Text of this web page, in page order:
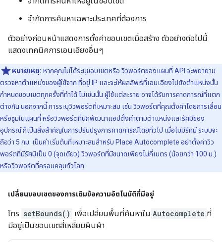
จำกัดการค้นหาเฉพาะประเทศที่ต้องการ
ตัวอย่างก่อนหน้าแสดงการตั้งค่าขอบเขตเมื่อสร้าง ตัวอย่างต่อไปนี้
แสดงเทคนิคการเอนเอียงอื่นๆ
หมายเหตุ: หากคุณไม่ได้ระบุขอบเขตหรือ วิวพอร์ตของแผนที่ API จะพยายาม
ตรวจหาตำแหน่งของผู้ใช้จาก ที่อยู่ IP และจะให้ผลลัพธ์ที่เอนเอียงไปยังตำแหน่งนั้น
กำหนดขอบเขตทุกครั้งที่ทำได้ ไม่เช่นนั้น ผู้ใช้แต่ละราย อาจได้รับการคาดการณ์ที่แตก
ต่างกัน นอกจากนี้ การระบุวิวพอร์ตที่เหมาะสม เช่น วิวพอร์ตที่คุณตั้งค่าโดยการเลื่อน
หรือซูมในแผนที่ หรือวิวพอร์ตที่นักพัฒนาแอปตั้งค่าตามตำแหน่งและรัศมีของ
อุปกรณ์ ก็เป็นสิ่งสำคัญในการปรับปรุงการคาดการณ์โดยทั่วไป เมื่อไม่มีรัศมี ระบบจะ
ถือว่า 5 กม. เป็นค่าเริ่มต้นที่เหมาะสมสำหรับ Place Autocomplete อย่าตั้งค่าวิว
พอร์ตที่มีรัศมีเป็น 0 (จุดเดียว) วิวพอร์ตที่มีขนาดเพียงไม่กี่เมตร (น้อยกว่า 100 ม.)
หรือวิวพอร์ตที่ครอบคลุมทั่วโลก
เปลี่ยนขอบเขตของการเติมข้อความอัตโนมัติที่มีอยู่
โทร setBounds() เพื่อเปลี่ยนพื้นที่ค้นหาใน Autocomplete ที่
มีอยู่เป็นขอบเขตสี่เหลี่ยมผืนผ้า